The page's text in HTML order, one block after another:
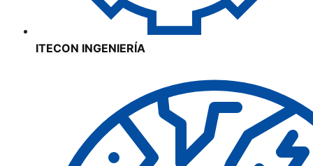
ITECON INGENIERÍA